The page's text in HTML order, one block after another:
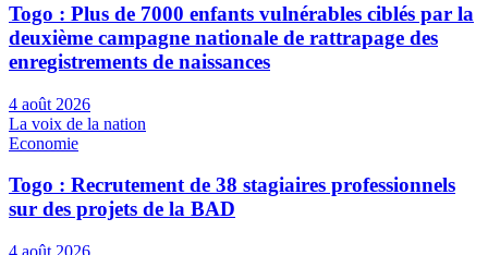
Togo : Plus de 7000 enfants vulnérables ciblés par la
deuxième campagne nationale de rattrapage des
enregistrements de naissances
4 août 2026
La voix de la nation
Economie
Togo : Recrutement de 38 stagiaires professionnels
sur des projets de la BAD
4 août 2026